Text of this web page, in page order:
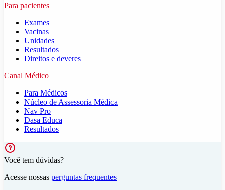
Para pacientes
Exames
Vacinas
Unidades
Resultados
Direitos e deveres
Canal Médico
Para Médicos
Núcleo de Assessoria Médica
Nav Pro
Dasa Educa
Resultados
Você tem dúvidas?
Acesse nossas perguntas frequentes